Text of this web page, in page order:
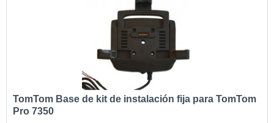
TomTom Base de kit de instalación fija para TomTom
Pro 7350